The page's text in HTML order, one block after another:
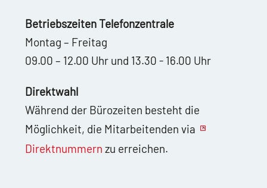
Betriebszeiten Telefonzentrale
Montag – Freitag
09.00 – 12.00 Uhr und 13.30 - 16.00 Uhr
Direktwahl
Während der Bürozeiten besteht die
Möglichkeit, die Mitarbeitenden via
Direktnummern zu erreichen.